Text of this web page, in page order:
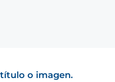
o imagen.